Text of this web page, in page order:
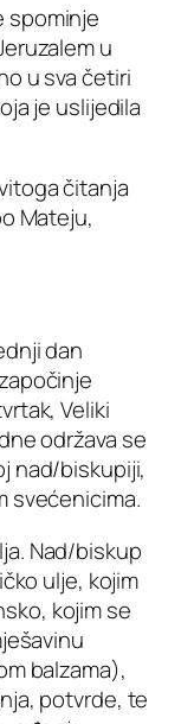
spominje
u
u sva četiri
je uslijedila
čitanja
Mateju,
dan
Veliki
održava se
nad/biskupiji,
svećenicima.
Nad/biskup
ulje, kojim
kojim se
balzama),
potvrde, te